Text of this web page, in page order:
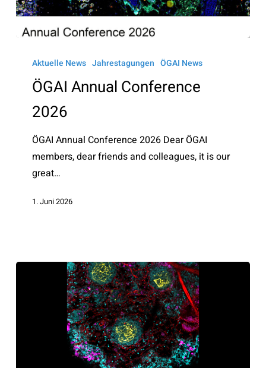
Annual
Conference
2026
Aktuelle News Jahrestagungen ÖGAI News
ÖGAI Annual Conference
2026
ÖGAI Annual Conference 2026 Dear ÖGAI
members, dear friends and colleagues, it is our
great…
1. Juni 2026